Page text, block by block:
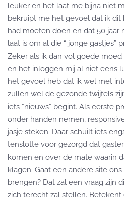
leuker en het laat me bijna niet
bekruipt me het gevoel dat ik
had moeten doen en dat 50 jaar
laat is om al die “ jonge gastjes”
Zeker als ik dan vol goede
en het inloggen mij al niet eens
het gevoel heb dat ik wel met
zullen wel de gezonde twijfels
iets “nieuws” begint. Als eerste
onder handen nemen,
jasje steken. Daar schuilt iets
tenslotte voor gezorgd dat
komen en over de mate waarin
klagen. Gaat een andere site
brengen? Dat zal een vraag zijn
zich terecht zal stellen.